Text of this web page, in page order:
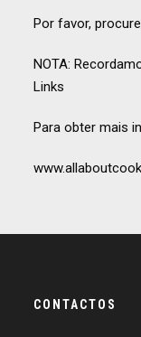
Por favor,
NOTA:
Links
Para obter mais
CONTACTOS